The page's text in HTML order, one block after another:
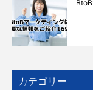
カテゴリー